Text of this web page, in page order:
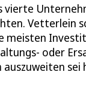
vierte
Vetterlein
meisten
oder
sei